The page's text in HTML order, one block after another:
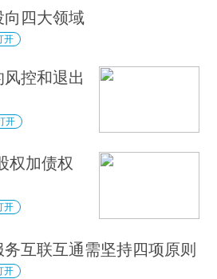
四大领域
开
控和退出
开
权加债权
开
互联互通需坚持四项原则
开